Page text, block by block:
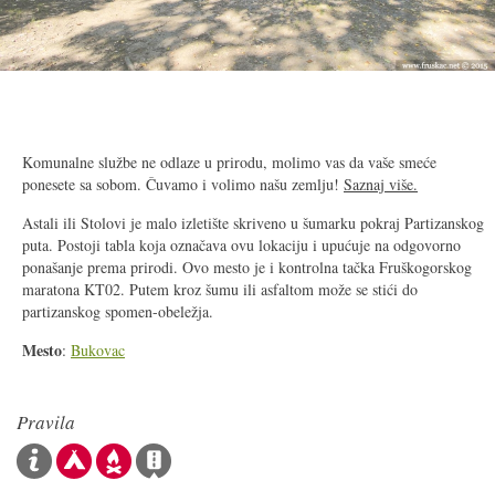
Komunalne službe ne odlaze u prirodu, molimo vas da vaše smeće
ponesete sa sobom. Čuvamo i volimo našu zemlju! Saznaj više.
Astali ili Stolovi je malo izletište skriveno u šumarku pokraj Partizanskog
puta. Postoji tabla koja označava ovu lokaciju i upućuje na odgovorno
ponašanje prema prirodi. Ovo mesto je i kontrolna tačka Fruškogorskog
maratona KT02. Putem kroz šumu ili asfaltom može se stići do
partizanskog spomen-obeležja.
Mesto: Bukovac
Pravila